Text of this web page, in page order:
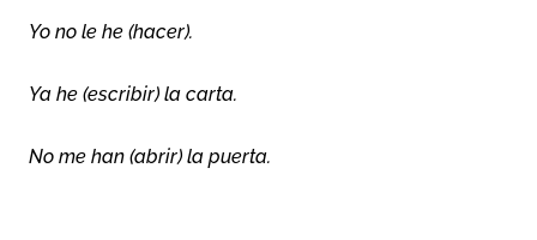
Yo no le he (hacer).
Ya he (escribir) la carta.
No me han (abrir) la puerta.